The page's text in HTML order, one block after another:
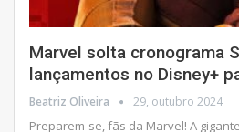
Marvel solta cronograma
lançamentos no Disney+
Beatriz Oliveira 29, outubro 2024
Preparem-se, fãs da Marvel! A